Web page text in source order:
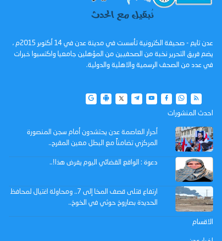
عدن تايم - صحيفة الكترونية تأسست في مدينة عدن في 14 أكتوبر 2015م ،
يضم فريق التحرير نخبة من الصحفيين من المؤهلين جامعيا واكتسبوا خبرات
في عدد من الصحف الرسمية والاهلية والدولية.
احدث المنشورات
أحرار العاصمة عدن يحتشدون أمام سجن المنصورة
المركزي تضامناً مع البطل معين المقرح..
دعوة : الواقع القضائي اليوم يفرض هذا!..
ارتفاع قتلى قصف المخا إلى 7.. ومحاولة اغتيال لمحافظ
الحديدة بصاروخ حوثي في الخوخ..
الاقسام